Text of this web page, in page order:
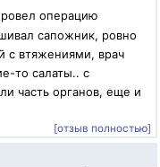
операцию
сапожник, ровно
с втяжениями, врач
то салаты.. с
часть органов, еще и
[отзыв полностью]